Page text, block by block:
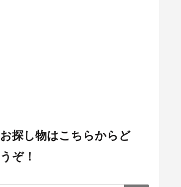
お探し物はこちらからど
うぞ！